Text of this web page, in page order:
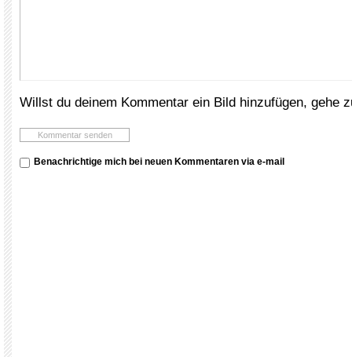
Willst du deinem Kommentar ein Bild hinzufügen, gehe
Benachrichtige mich bei neuen Kommentaren via e-mail